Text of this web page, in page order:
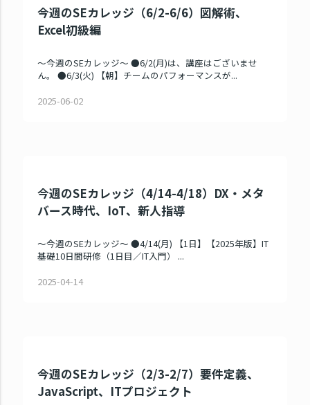
今週のSEカレッジ（6/2-6/6）図解術、
Excel初級編
～今週のSEカレッジ～ ●6/2(月)は、講座はございませ
ん。 ●6/3(火) 【朝】チームのパフォーマンスが...
2025-06-02
今週のSEカレッジ（4/14-4/18）DX・メタ
バース時代、IoT、新人指導
～今週のSEカレッジ～ ●4/14(月) 【1日】【2025年版】IT
基礎10日間研修（1日目／IT入門） ...
2025-04-14
今週のSEカレッジ（2/3-2/7）要件定義、
JavaScript、ITプロジェクト